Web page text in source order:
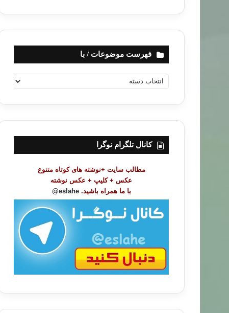
فهرست موضوعات / با
ه
ت
ض
کانال تلگرام نوگرا
مطالب سایت +نوشته های کوتاه متنوع
عکس + کلیپ + عکس نوشته
با ما همراه باشید. eslahe@